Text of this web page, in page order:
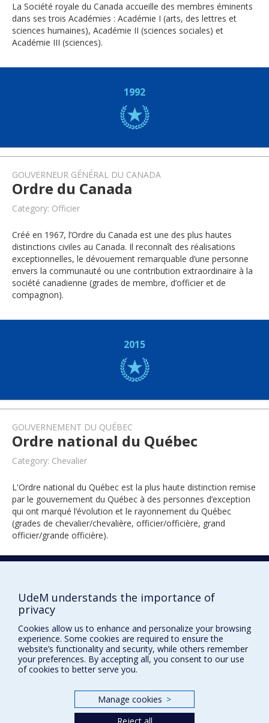
La Société royale du Canada accueille des membres éminents
dans ses trois Académies : Académie I (arts, des lettres et
sciences humaines), Académie II (sciences sociales) et
Académie III (sciences).
1992
GOUVERNEUR GÉNÉRAL DU CANADA
Ordre du Canada
Category: Officier
Créé en 1967, l’Ordre du Canada est une des plus hautes
distinctions civiles au Canada. Il reconnaît des réalisations
exceptionnelles, le dévouement remarquable d’une personne
envers la communauté ou une contribution extraordinaire à la
société canadienne (grades de membre, d’officier et de
compagnon).
2015
GOUVERNEMENT DU QUÉBEC
Ordre national du Québec
Category: Chevalier
L'Ordre national du Québec est la plus haute distinction remise
par le gouvernement du Québec à des personnes d’exception
qui ont marqué l’évolution et le rayonnement du Québec
(grades de chevalier/chevalière, officier/officière, grand
officier/grande officière).
UdeM understands the importance of
privacy
Cookies allow us to enhance and personalize your browsing
experience. Some cookies are required to ensure the
website’s functionality and security, while others remember
your preferences. By accepting all, you consent to our use
of cookies to better serve you.
Manage cookies >
Reject all